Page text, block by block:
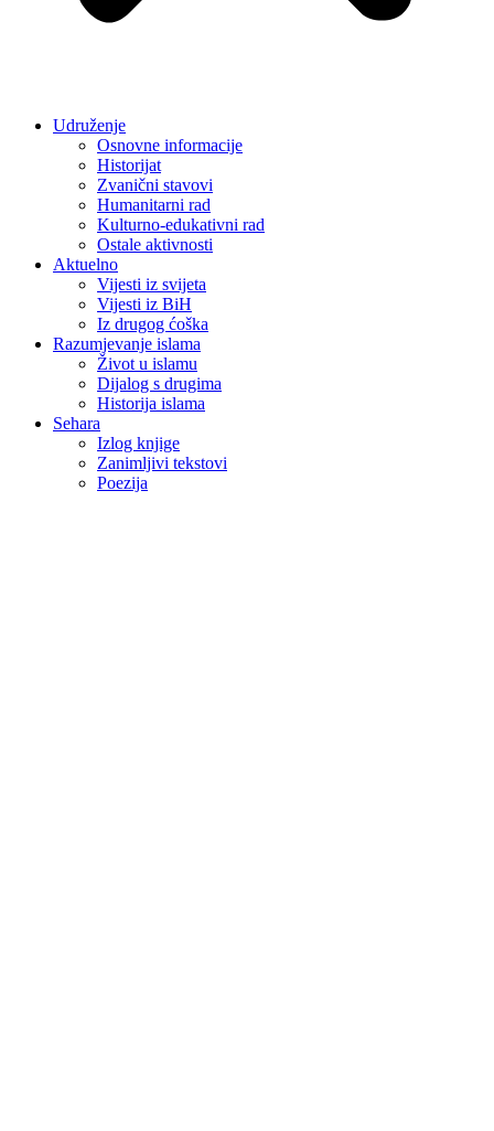
Udruženje
Osnovne informacije
Historijat
Zvanični stavovi
Humanitarni rad
Kulturno-edukativni rad
Ostale aktivnosti
Aktuelno
Vijesti iz svijeta
Vijesti iz BiH
Iz drugog ćoška
Razumjevanje islama
Život u islamu
Dijalog s drugima
Historija islama
Sehara
Izlog knjige
Zanimljivi tekstovi
Poezija